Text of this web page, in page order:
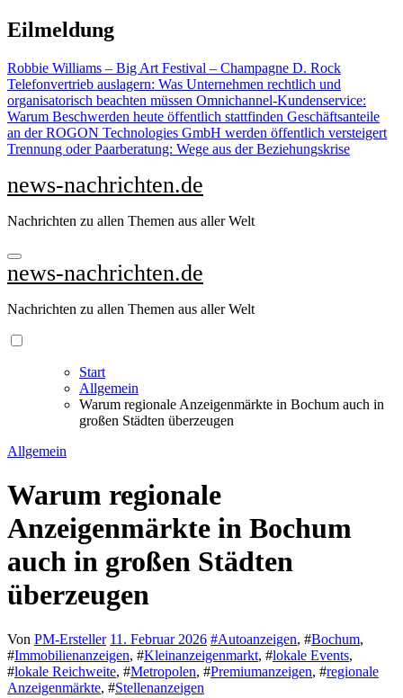
Zu
Inhalten
Eilmeldung
Robbie Williams – Big Art Festival – Champagne D. Rock
Telefonvertrieb auslagern: Was Unternehmen rechtlich und
organisatorisch beachten müssen Omnichannel-Kundenservice:
Warum Beschwerden heute öffentlich stattfinden Geschäftsanteile
an der ROGON Technologies GmbH werden öffentlich versteigert
Trennung oder Paarberatung: Wege aus der Beziehungskrise
news-nachrichten.de
Nachrichten zu allen Themen aus aller Welt
news-nachrichten.de
Nachrichten zu allen Themen aus aller Welt
Start
Allgemein
Warum regionale Anzeigenmärkte in Bochum auch in
großen Städten überzeugen
Allgemein
Warum regionale
Anzeigenmärkte in Bochum
auch in großen Städten
überzeugen
Von PM-Ersteller 11. Februar 2026 #Autoanzeigen, #Bochum,
#Immobilienanzeigen, #Kleinanzeigenmarkt, #lokale Events,
#lokale Reichweite, #Metropolen, #Premiumanzeigen, #regionale
Anzeigenmärkte, #Stellenanzeigen